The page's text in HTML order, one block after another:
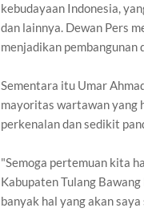
kebudayaan Indonesia,
dan lainnya. Dewan Pers
menjadikan pembangunan
Sementara itu Umar
mayoritas wartawan yang
perkenalan dan sedikit
"Semoga pertemuan kita
Kabupaten Tulang
banyak hal yang akan